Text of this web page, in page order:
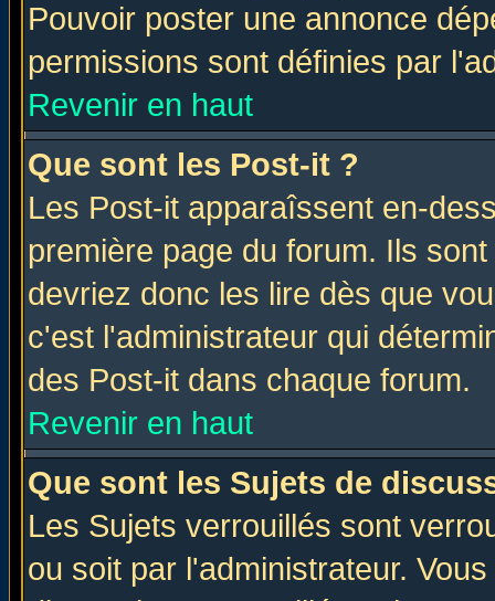
Pouvoir poster une annonce
permissions sont définies par
Revenir en haut
Que sont les Post-it ?
Les Post-it apparaîssent en-
première page du forum. Ils
devriez donc les lire dès que
c'est l'administrateur qui
des Post-it dans chaque forum.
Revenir en haut
Que sont les Sujets de
Les Sujets verrouillés sont
ou soit par l'administrateur.